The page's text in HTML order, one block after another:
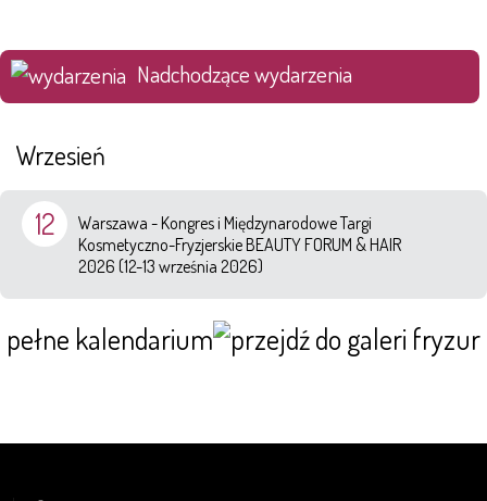
Nadchodzące wydarzenia
Wrzesień
12
Warszawa - Kongres i Międzynarodowe Targi
Kosmetyczno-Fryzjerskie BEAUTY FORUM & HAIR
2026 (12-13 września 2026)
pełne kalendarium